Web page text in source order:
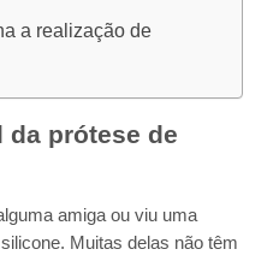
a realização de
da prótese de
amiga ou viu uma
Muitas delas não têm